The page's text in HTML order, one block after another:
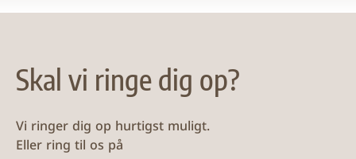
Skal vi ringe dig op?
Vi ringer dig op hurtigst muligt.
Eller ring til os på